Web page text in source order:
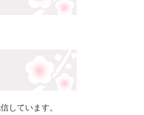
しています。